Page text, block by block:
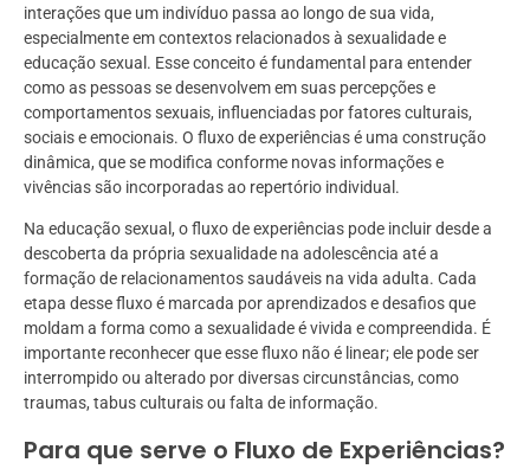
interações que um indivíduo passa ao longo de sua vida,
especialmente em contextos relacionados à sexualidade e
educação sexual. Esse conceito é fundamental para entender
como as pessoas se desenvolvem em suas percepções e
comportamentos sexuais, influenciadas por fatores culturais,
sociais e emocionais. O fluxo de experiências é uma construção
dinâmica, que se modifica conforme novas informações e
vivências são incorporadas ao repertório individual.
Na educação sexual, o fluxo de experiências pode incluir desde a
descoberta da própria sexualidade na adolescência até a
formação de relacionamentos saudáveis na vida adulta. Cada
etapa desse fluxo é marcada por aprendizados e desafios que
moldam a forma como a sexualidade é vivida e compreendida. É
importante reconhecer que esse fluxo não é linear; ele pode ser
interrompido ou alterado por diversas circunstâncias, como
traumas, tabus culturais ou falta de informação.
Para que serve o Fluxo de Experiências?